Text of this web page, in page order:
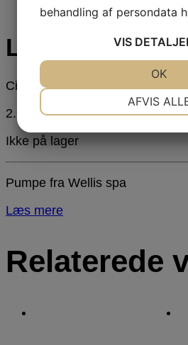
Laing pumpe
Cirkulationspumpe
2.695,00DKK
Ikke på lager
Pumpe fra Wellis spa
Læs mere
Relaterede
behandling af persondata
VIS
AFVIS
OK